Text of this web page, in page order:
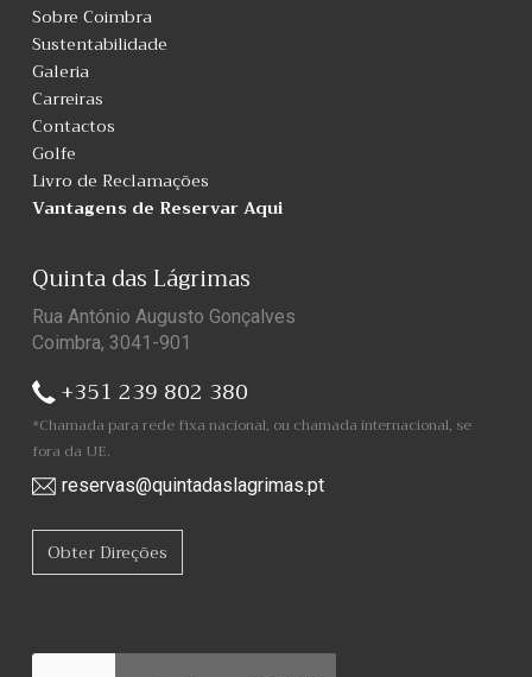
Sobre Coimbra
Sustentabilidade
Galeria
Carreiras
Contactos
Golfe
Livro de Reclamações
Vantagens de Reservar Aqui
Quinta das Lágrimas
Rua António Augusto Gonçalves
Coimbra, 3041-901
+351 239 802 380
*Chamada para rede fixa nacional, ou chamada internacional, se
fora da UE.
reservas@quintadaslagrimas.pt
Obter Direções